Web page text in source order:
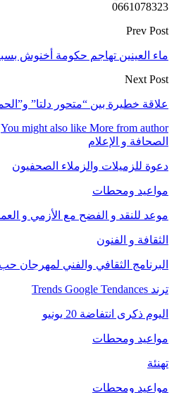
0661078323
Prev Post
ماء العينين تهاجم حكومة أخنوش
Next Post
علاقة خطيرة بين “متحور دلتا”
You might also like More from author
الصحافة و الإعلام
دعوة للزميلات والزملاء الصحفيون
مواعيد ومحطات
موعد للنقد و الفضح مع الأزمي و
الثقافة و الفنون
البرنامج الثقافي والفني لمهرجان حب
ترند Trends Google Tendances
اليوم ذكرى انتفاضة 20 يونيو
مواعيد ومحطات
تهنئة
مواعيد ومحطات